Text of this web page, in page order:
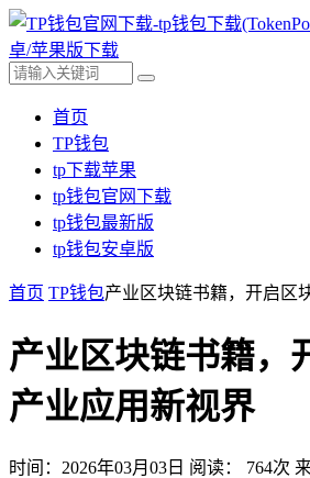
首页
TP钱包
tp下载苹果
tp钱包官网下载
tp钱包最新版
tp钱包安卓版
首页 TP钱包产业区块链书籍，开启区
产业区块链书籍，
产业应用新视界
时间：2026年03月03日 阅读： 764次